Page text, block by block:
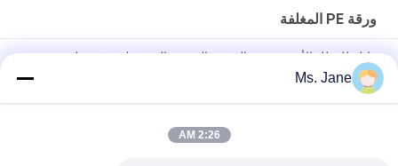
ورقة PE المغلفة
قابلة للتحلل الأبيض جيش التحرير الشعبى الصينى / ورقة مغلفة
لالكؤوس الآيس كريم صديقة للبيئة
150um 200um دائم ورقة الاصطناعية غير تيابل للمواد الإعلانية
Ms. Jane
2:26 AM